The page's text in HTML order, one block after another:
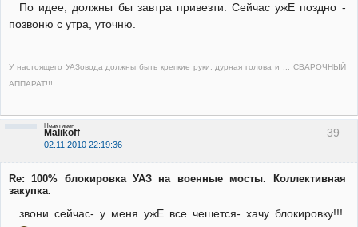
По идее, должны бы завтра привезти. Сейчас ужЕ поздно -
позвоню с утра, уточню.
У настоящего УАЗовода должны быть крепкие руки, дурная голова и ... СВАРОЧНЫЙ
АППАРАТ!!!
39
Malikoff
02.11.2010 22:19:36
Неактивен
Re: 100% блокировка УАЗ на военные мосты. Коллективная
закупка.
звони сейчас- у меня ужЕ все чешется- хачу блокировку!!!